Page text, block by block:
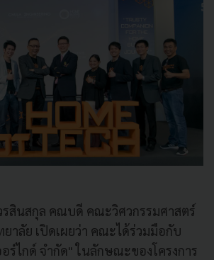
รสินสกุล คณบดี คณะวิศวกรรมศาสตร์
าลัย เปิดเผยว่า คณะได้ร่วมมือกับ
ร์ไกด์ จำกัด" ในลักษณะของโครงการ